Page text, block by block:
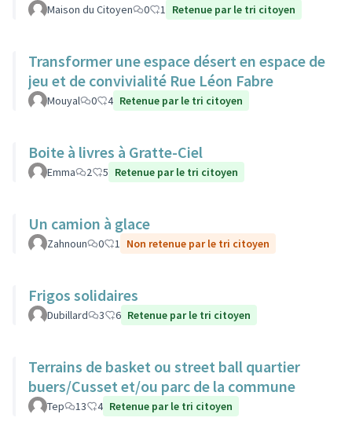
Maison du Citoyen 0 1 Retenue par le tri citoyen
Transformer une espace désert en espace de
jeu et de convivialité Rue Léon Fabre
Mouyal 0 4 Retenue par le tri citoyen
Boite à livres à Gratte-Ciel
Emma 2 5 Retenue par le tri citoyen
Un camion à glace
Zahnoun 0 1 Non retenue par le tri citoyen
Frigos solidaires
Dubillard 3 6 Retenue par le tri citoyen
Terrains de basket ou street ball quartier
buers/Cusset et/ou parc de la commune
Tep 13 4 Retenue par le tri citoyen